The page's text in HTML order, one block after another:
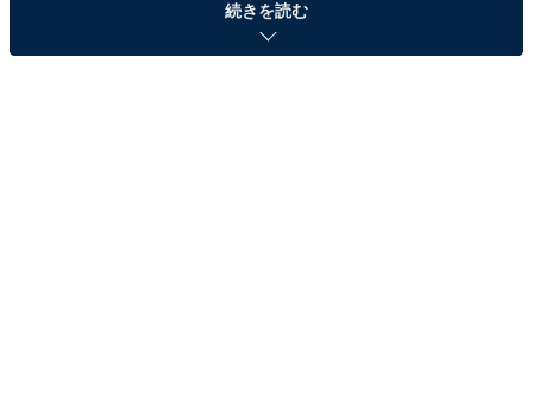
ジなのがまた素敵です」「じいじのお顔になってます」
「相変わらずかっこいいです」「お孫さんですか？ 可愛
続きを読む